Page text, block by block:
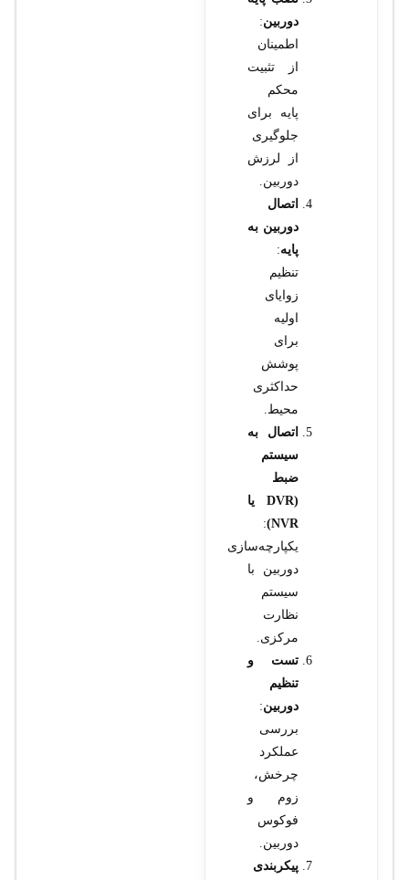
دوربین:
اطمینان
از تثبیت
محکم
پایه برای
جلوگیری
از لرزش
دوربین.
اتصال
دوربین به
پایه:
تنظیم
زوایای
اولیه
برای
پوشش
حداکثری
محیط.
اتصال به
سیستم
ضبط
(DVR یا
NVR)
:
یکپارچه‌سازی
دوربین با
سیستم
نظارت
مرکزی.
تست و
تنظیم
دوربین:
بررسی
عملکرد
چرخش،
زوم و
فوکوس
دوربین.
پیکربندی